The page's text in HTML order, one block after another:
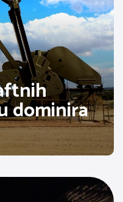
dominira